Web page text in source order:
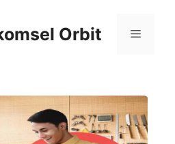
Orbit